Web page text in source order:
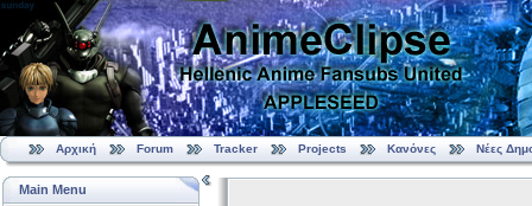
Αρχική Forum Tracker Projects Κανόνες Νέες
Main Menu